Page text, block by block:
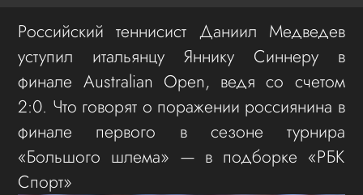
Российский теннисист Даниил Медведев
уступил итальянцу Яннику Синнеру в
финале Australian Open, ведя со счетом
2:0. Что говорят о поражении россиянина в
финале первого в сезоне турнира
«Большого шлема» — в подборке «РБК
Спорт»